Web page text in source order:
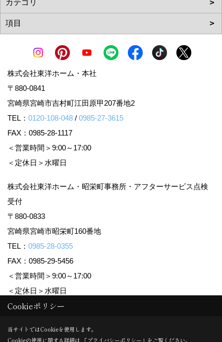
株式会社東洋ホーム・本社
〒880-0841
宮崎県宮崎市吉村町江田原甲207番地2
TEL： 0120-108-048 / 0985-27-3615
FAX：0985-28-1117
＜営業時間＞9:00～17:00
＜定休日＞水曜日
株式会社東洋ホーム・昭栄町事務所・アフターサービス点検
受付
〒880-0833
宮崎県宮崎市昭栄町160番地
TEL： 0985-28-0355
FAX：0985-29-5456
＜営業時間＞9:00～17:00
＜定休日＞水曜日
Copyright (c) TOYO HOME Co., Ltd. All Rights Reserved.
Cookieポリシー
当サイトではCookieを使用します。
Cookieの使用に関する詳細は 「プライバシーポリシー 」をご覧ください。